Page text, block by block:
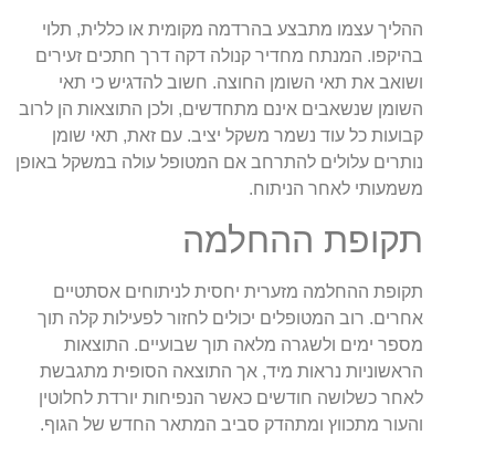
ההליך עצמו מתבצע בהרדמה מקומית או כללית, תלוי
בהיקפו. המנתח מחדיר קנולה דקה דרך חתכים זעירים
ושואב את תאי השומן החוצה. חשוב להדגיש כי תאי
השומן שנשאבים אינם מתחדשים, ולכן התוצאות הן לרוב
קבועות כל עוד נשמר משקל יציב. עם זאת, תאי שומן
נותרים עלולים להתרחב אם המטופל עולה במשקל באופן
משמעותי לאחר הניתוח.
תקופת ההחלמה
תקופת ההחלמה מזערית יחסית לניתוחים אסתטיים
אחרים. רוב המטופלים יכולים לחזור לפעילות קלה תוך
מספר ימים ולשגרה מלאה תוך שבועיים. התוצאות
הראשוניות נראות מיד, אך התוצאה הסופית מתגבשת
לאחר כשלושה חודשים כאשר הנפיחות יורדת לחלוטין
והעור מתכווץ ומתהדק סביב המתאר החדש של הגוף.